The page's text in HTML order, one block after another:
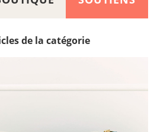
de la catégorie